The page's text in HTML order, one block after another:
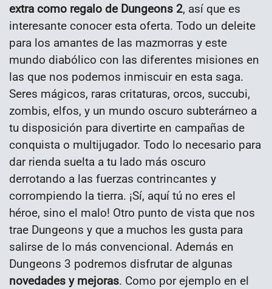
extra como regalo de Dungeons 2, así que es
interesante conocer esta oferta. Todo un deleite
para los amantes de las mazmorras y este
mundo diabólico con las diferentes misiones en
las que nos podemos inmiscuir en esta saga.
Seres mágicos, raras critaturas, orcos, succubi,
zombis, elfos, y un mundo oscuro subterárneo a
tu disposición para divertirte en campañas de
conquista o multijugador. Todo lo necesario para
dar rienda suelta a tu lado más oscuro
derrotando a las fuerzas contrincantes y
corrompiendo la tierra. ¡Sí, aquí tú no eres el
héroe, sino el malo! Otro punto de vista que nos
trae Dungeons y que a muchos les gusta para
salirse de lo más convencional. Además en
Dungeons 3 podremos disfrutar de algunas
novedades y mejoras. Como por ejemplo en el